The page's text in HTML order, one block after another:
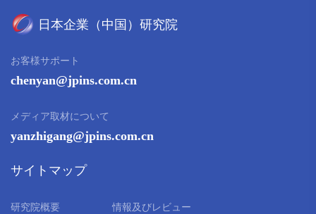
お客様サポート
chenyan@jpins.com.cn
メディア取材について
yanzhigang@jpins.com.cn
サイトマップ
研究院概要 情報及びレビュー